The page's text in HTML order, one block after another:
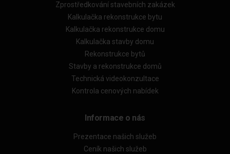
Zprostředkování stavebních zakázek
Kalkulačka rekonstrukce bytu
Kalkulačka rekonstrukce domu
Kalkulačka stavby domu
Rekonstrukce bytů
Stavby a rekonstrukce domů
Technická videokonzultace
Kontrola cenových nabídek
Informace o nás
Prezentace našich služeb
Ceník našich služeb